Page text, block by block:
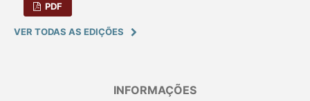
PDF
VER TODAS AS EDIÇÕES
INFORMAÇÕES